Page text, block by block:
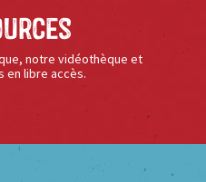
notre vidéothèque et
en libre accès.